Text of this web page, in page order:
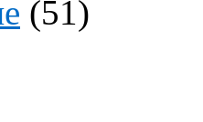
(51)